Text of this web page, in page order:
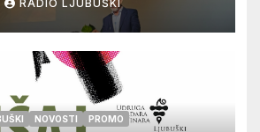
RADIO LJUBUŠKI
NOVOSTI PROMO